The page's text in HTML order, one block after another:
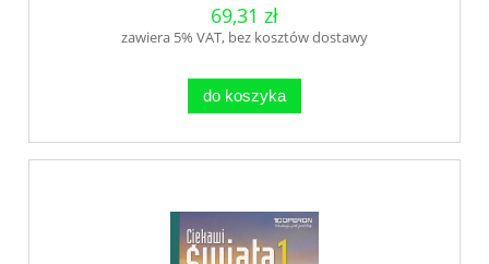
69,31 zł
zawiera 5% VAT, bez kosztów dostawy
do koszyka